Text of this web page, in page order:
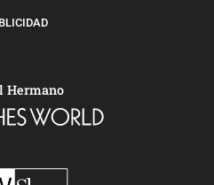
Hermano